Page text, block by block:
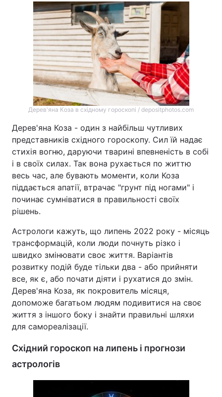
Дерев'яна Коза в східному гороскопі / depositphotos.com
Дерев'яна Коза - один з найбільш чутливих
представників східного гороскопу. Сил їй надає
стихія вогню, даруючи тварині впевненість в собі
і в своїх силах. Так вона рухається по життю
весь час, але бувають моменти, коли Коза
піддається апатії, втрачає "грунт під ногами" і
починає сумніватися в правильності своїх
рішень.
Астрологи кажуть, що липень 2022 року - місяць
трансформацій, коли люди почнуть різко і
швидко змінювати своє життя. Варіантів
розвитку подій буде тільки два - або прийняти
все, як є, або почати діяти і рухатися до змін.
Дерев'яна Коза, як покровитель місяця,
допоможе багатьом людям подивитися на своє
життя з іншого боку і знайти правильні шляхи
для самореалізації.
Східний гороскоп на липень і прогнози
астрологів